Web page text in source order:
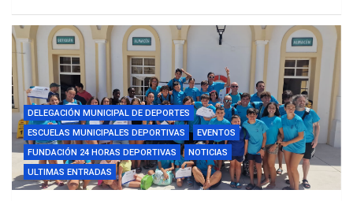
DELEGACIÓN MUNICIPAL DE DEPORTES
ESCUELAS MUNICIPALES DEPORTIVAS
EVENTOS
FUNDACIÓN 24 HORAS DEPORTIVAS
NOTICIAS
ULTIMAS ENTRADAS